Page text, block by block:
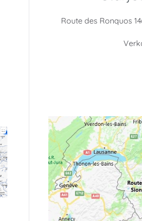
Route des Ronquos